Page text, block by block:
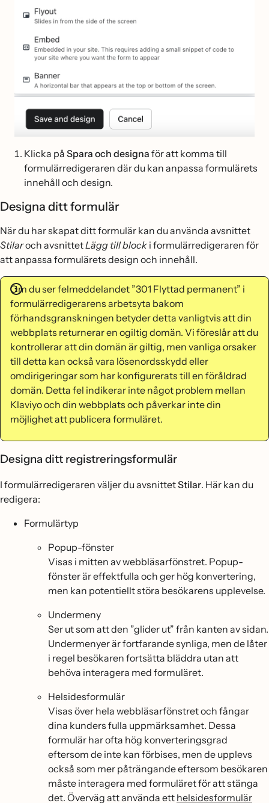
Klicka på Spara och designa för att komma till
formulärredigeraren där du kan anpassa formulärets
innehåll och design.
Designa ditt formulär
När du har skapat ditt formulär kan du använda avsnittet
Stilaroch avsnittetLägg till block i formulärredigeraren för
att anpassa formulärets design och innehåll.
Om du ser felmeddelandet ”301 Flyttad permanent” i
formulärredigerarens arbetsyta bakom
förhandsgranskningen betyder detta vanligtvis att din
webbplats returnerar en ogiltig domän. Vi föreslår att du
kontrollerar att din domän är giltig, men vanliga orsaker
till detta kan också vara lösenordsskydd eller
omdirigeringar som har konfigurerats till en föråldrad
domän. Detta fel indikerar inte något problem mellan
Klaviyo och din webbplats och påverkar inte din
möjlighet att publicera formuläret.
Designa ditt registreringsformulär
I formulärredigeraren väljer du avsnittetStilar. Här kan du
redigera:
Formulärtyp
Popup-fönster
Visas i mitten av webbläsarfönstret. Popup-
fönster är effektfulla och ger hög konvertering,
men kan potentiellt störa besökarens upplevelse.
Undermeny
Ser ut som att den ”glider ut” från kanten av sidan.
Undermenyer är fortfarande synliga, men de låter
i regel besökaren fortsätta bläddra utan att
behöva interagera med formuläret.
Helsidesformulär
Visas över hela webbläsarfönstret och fångar
dina kunders fulla uppmärksamhet. Dessa
formulär har ofta hög konverteringsgrad
eftersom de inte kan förbises, men de upplevs
också som mer påträngande eftersom besökaren
måste interagera med formuläret för att stänga
det. Överväg att använda ett helsidesformulär